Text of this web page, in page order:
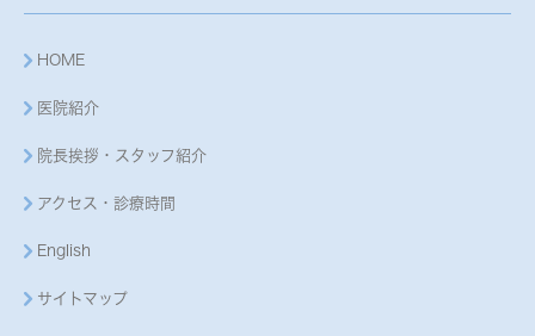
HOME
医院紹介
院長挨拶・スタッフ紹介
アクセス・診療時間
English
サイトマップ